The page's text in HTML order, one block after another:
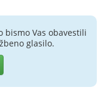
bismo Vas obavestili
glasilo.